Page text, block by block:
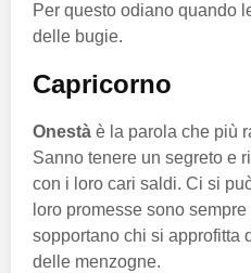
Per questo odiano quando
delle bugie.
Capricorno
Onestà è la parola che più
Sanno tenere un segreto e
con i loro cari saldi. Ci si
loro promesse sono
sopportano chi si approfitta
delle menzogne.